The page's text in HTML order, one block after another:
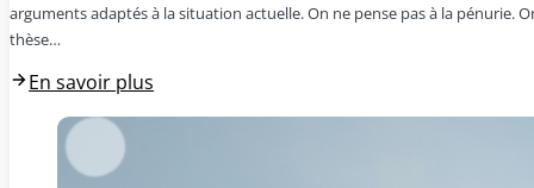
arguments adaptés à la situation actuelle. On ne pense pas à la pénurie.
thèse…
En savoir plus